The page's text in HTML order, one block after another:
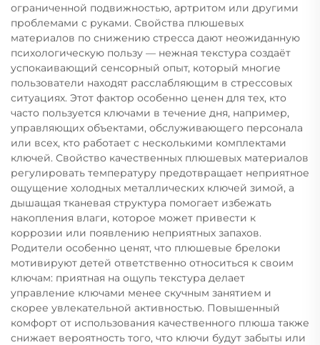
ограниченной подвижностью, артритом или другими
проблемами с руками. Свойства плюшевых
материалов по снижению стресса дают неожиданную
психологическую пользу — нежная текстура создаёт
успокаивающий сенсорный опыт, который многие
пользователи находят расслабляющим в стрессовых
ситуациях. Этот фактор особенно ценен для тех, кто
часто пользуется ключами в течение дня, например,
управляющих объектами, обслуживающего персонала
или всех, кто работает с несколькими комплектами
ключей. Свойство качественных плюшевых материалов
регулировать температуру предотвращает неприятное
ощущение холодных металлических ключей зимой, а
дышащая тканевая структура помогает избежать
накопления влаги, которое может привести к
коррозии или появлению неприятных запахов.
Родители особенно ценят, что плюшевые брелоки
мотивируют детей ответственно относиться к своим
ключам: приятная на ощупь текстура делает
управление ключами менее скучным занятием и
скорее увлекательной активностью. Повышенный
комфорт от использования качественного плюша также
снижает вероятность того, что ключи будут забыты или